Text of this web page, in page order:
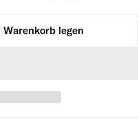
verringern
Aperitivo erhöhen
Warenkorb legen